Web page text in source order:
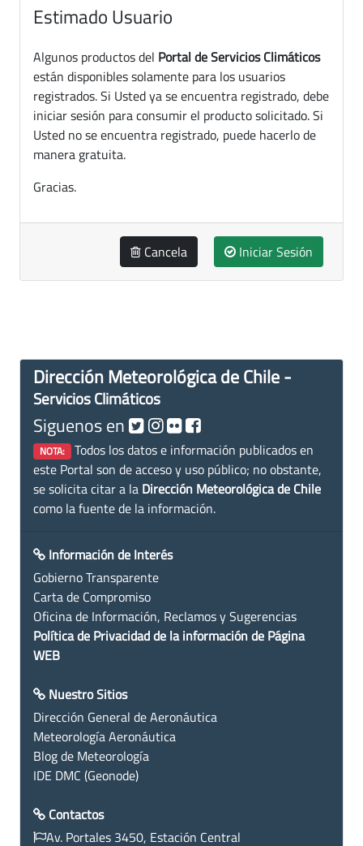
Estimado Usuario
Algunos productos del Portal de Servicios Climáticos
están disponibles solamente para los usuarios
registrados. Si Usted ya se encuentra registrado, debe
iniciar sesión para consumir el producto solicitado. Si
Usted no se encuentra registrado, puede hacerlo de
manera gratuita.
Gracias.
Cancela Iniciar Sesión
Dirección Meteorológica de Chile -
Servicios Climáticos
Siguenos en
NOTA: Todos los datos e información publicados en
este Portal son de acceso y uso público; no obstante,
se solicita citar a la Dirección Meteorológica de Chile
como la fuente de la información.
Información de Interés
Gobierno Transparente
Carta de Compromiso
Oficina de Información, Reclamos y Sugerencias
Política de Privacidad de la información de Página
WEB
Nuestro Sitios
Dirección General de Aeronáutica
Meteorología Aeronáutica
Blog de Meteorología
IDE DMC (Geonode)
Contactos
Av. Portales 3450, Estación Central